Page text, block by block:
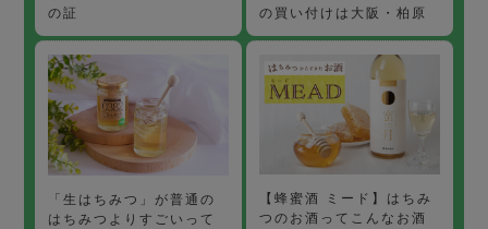
の証
の買い付けは大阪・柏原
「生はちみつ」が普通の
はちみつよりすごいって
【蜂蜜酒 ミード】はちみ
つのお酒ってこんなお酒